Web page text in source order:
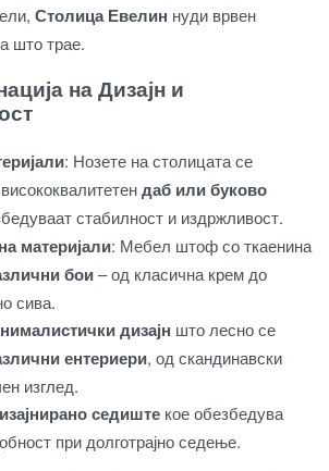
Столица Евелин нуди врвен
што трае.
на Дизајн и
: Нозете на столицата се
даб или буково
стабилност и издржливост.
материјали: Мебел штоф со ткаенина
бои– од класична крем до
сива.
дизајн што лесно се
ентериери, од скандинавски
изглед.
седиште кое обезбедува
при долготрајно седење.